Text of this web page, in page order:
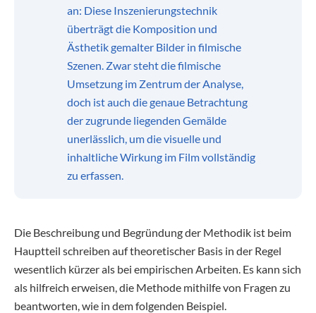
an: Diese Inszenierungstechnik
überträgt die Komposition und
Ästhetik gemalter Bilder in filmische
Szenen. Zwar steht die filmische
Umsetzung im Zentrum der Analyse,
doch ist auch die genaue Betrachtung
der zugrunde liegenden Gemälde
unerlässlich, um die visuelle und
inhaltliche Wirkung im Film vollständig
zu erfassen.
Die Beschreibung und Begründung der Methodik ist beim
Hauptteil schreiben auf theoretischer Basis in der Regel
wesentlich kürzer als bei empirischen Arbeiten. Es kann sich
als hilfreich erweisen, die Methode mithilfe von Fragen zu
beantworten, wie in dem folgenden Beispiel.